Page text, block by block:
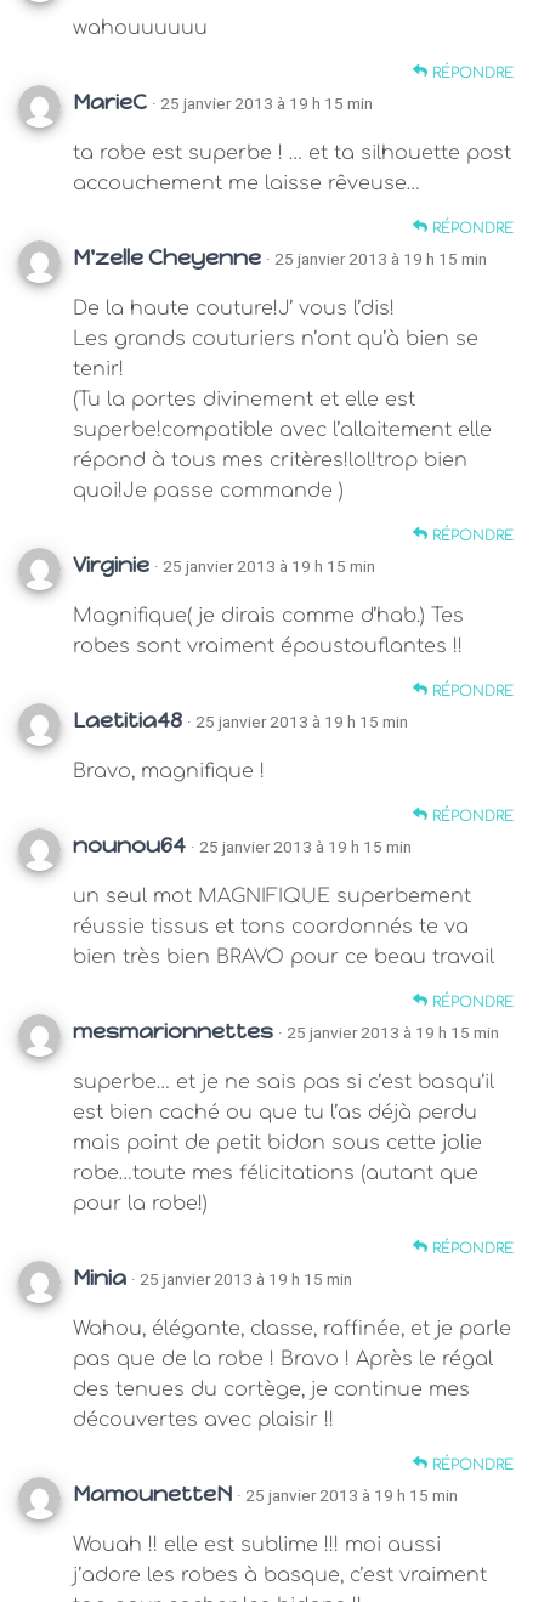
wahouuuuuu
RÉPONDRE
MarieC · 25 janvier 2013 à 19 h 15 min
ta robe est superbe ! … et ta silhouette post
accouchement me laisse rêveuse…
RÉPONDRE
M'zelle Cheyenne · 25 janvier 2013 à 19 h 15 min
De la haute couture!J’ vous l’dis!
Les grands couturiers n’ont qu’à bien se
tenir!
(Tu la portes divinement et elle est
superbe!compatible avec l’allaitement elle
répond à tous mes critères!lol!trop bien
quoi!Je passe commande )
RÉPONDRE
Virginie · 25 janvier 2013 à 19 h 15 min
Magnifique( je dirais comme d’hab.) Tes
robes sont vraiment époustouflantes !!
RÉPONDRE
Laetitia48 · 25 janvier 2013 à 19 h 15 min
Bravo, magnifique !
RÉPONDRE
nounou64 · 25 janvier 2013 à 19 h 15 min
un seul mot MAGNIFIQUE superbement
réussie tissus et tons coordonnés te va
bien très bien BRAVO pour ce beau travail
RÉPONDRE
mesmarionnettes · 25 janvier 2013 à 19 h 15 min
superbe… et je ne sais pas si c’est basqu’il
est bien caché ou que tu l’as déjà perdu
mais point de petit bidon sous cette jolie
robe…toute mes félicitations (autant que
pour la robe!)
RÉPONDRE
Minia · 25 janvier 2013 à 19 h 15 min
Wahou, élégante, classe, raffinée, et je parle
pas que de la robe ! Bravo ! Après le régal
des tenues du cortège, je continue mes
découvertes avec plaisir !!
RÉPONDRE
MamounetteN · 25 janvier 2013 à 19 h 15 min
Wouah !! elle est sublime !!! moi aussi
j’adore les robes à basque, c’est vraiment